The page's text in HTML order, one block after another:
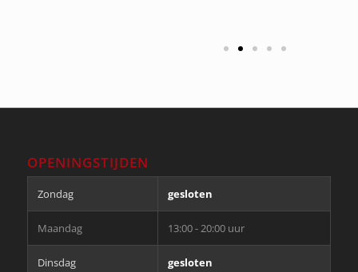
OPENINGSTIJDEN
Zondag gesloten
Maandag 13:00 - 20:00 uur
Dinsdag gesloten